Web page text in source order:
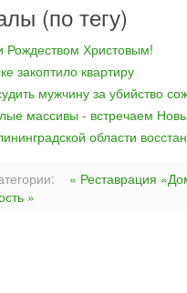
(по тегу)
Христовым!
закоптило квартиру
мужчину за убийство
массивы - встречаем
области
« Реставрация
»